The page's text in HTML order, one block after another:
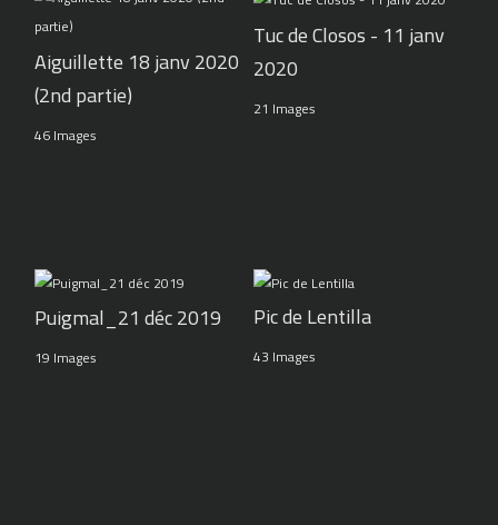
Aiguillette 18 janv 2020
(2nd partie)
46 Images
Tuc de Closos - 11 janv
2020
21 Images
Puigmal_21 déc 2019
19 Images
Pic de Lentilla
43 Images